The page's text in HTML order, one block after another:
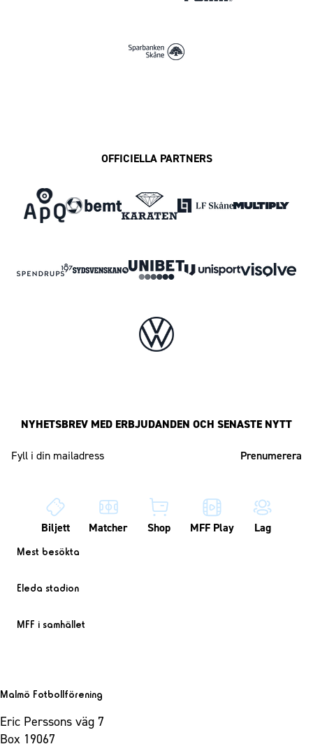
OFFICIELLA PARTNERS
NYHETSBREV MED ERBJUDANDEN OCH SENASTE NYTT
Biljett Matcher Shop MFF Play Lag
Mest besökta
Eleda stadion
MFF i samhället
Malmö Fotbollförening
Eric Perssons väg 7
Box 19067